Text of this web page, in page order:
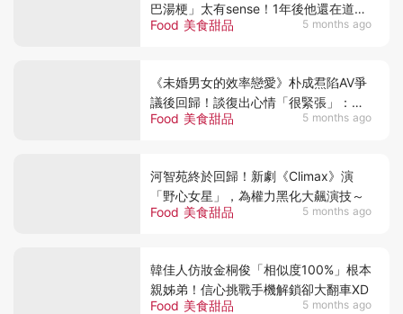
Food 美食甜品 5 months ago
巴湯梗」太有sense！1年後他還在道歉
XD
Food 美食甜品 5 months ago
《未婚男女的效率戀愛》朴成焄陷AV爭
議後回歸！談復出心情「很緊張」：今
後會更加謹慎
Food 美食甜品 5 months ago
河智苑終於回歸！新劇《Climax》演
「野心女星」，為權力黑化大飆演技～
Food 美食甜品 5 months ago
韓佳人仿妝金桐俊「相似度100%」根本
親姊弟！信心挑戰手機解鎖卻大翻車XD